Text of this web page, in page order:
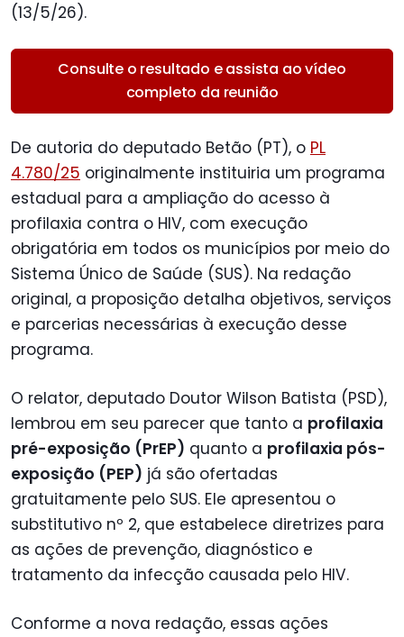
(13/5/26).
Consulte o resultado e assista ao vídeo
completo da reunião
De autoria do deputado Betão (PT), o PL
4.780/25 originalmente instituiria um programa
estadual para a ampliação do acesso à
profilaxia contra o HIV, com execução
obrigatória em todos os municípios por meio do
Sistema Único de Saúde (SUS). Na redação
original, a proposição detalha objetivos, serviços
e parcerias necessárias à execução desse
programa.
O relator, deputado Doutor Wilson Batista (PSD),
lembrou em seu parecer que tanto a profilaxia
pré-exposição (PrEP) quanto a profilaxia pós-
exposição (PEP) já são ofertadas
gratuitamente pelo SUS. Ele apresentou o
substitutivo nº 2, que estabelece diretrizes para
as ações de prevenção, diagnóstico e
tratamento da infecção causada pelo HIV.
Conforme a nova redação, essas ações